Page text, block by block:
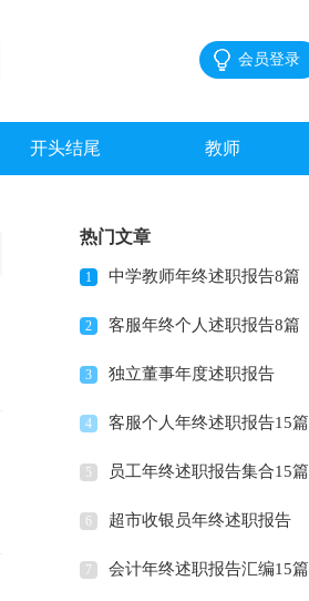
会员登录
开头结尾 教师
热门文章
1 中学教师年终述职报告8篇
2 客服年终个人述职报告8篇
3 独立董事年度述职报告
4 客服个人年终述职报告15篇
5 员工年终述职报告集合15篇
6 超市收银员年终述职报告
7 会计年终述职报告汇编15篇